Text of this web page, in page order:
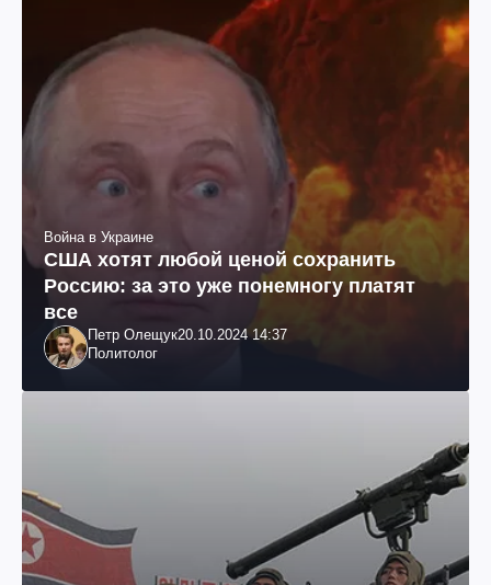
Война в Украине
США хотят любой ценой сохранить
Россию: за это уже понемногу платят
все
Петр Олещук20.10.2024 14:37
Политолог